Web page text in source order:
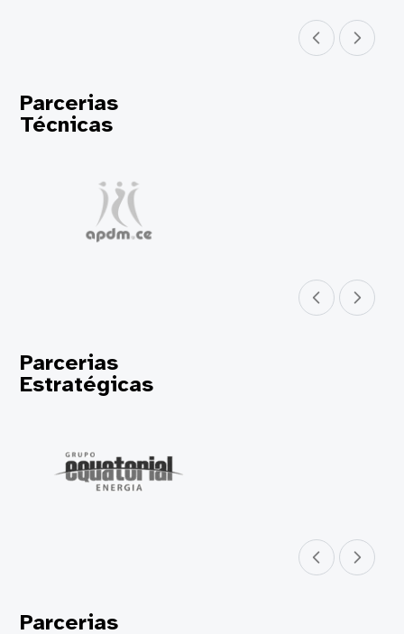
Parceiro anterior
Próximo
Parcerias
Técnicas
Parceiro anterior
Próximo
Parcerias
Estratégicas
Parceiro anterior
Próximo
Parcerias